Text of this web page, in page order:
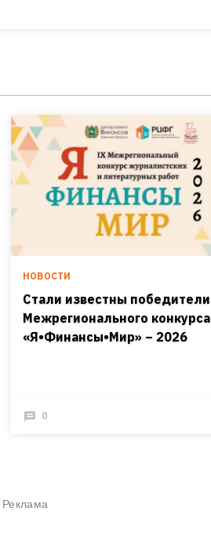
НОВОСТИ
Стали известны победители
Межрегионального конкурса
«Я•Финансы•Мир» – 2026
0
Реклама